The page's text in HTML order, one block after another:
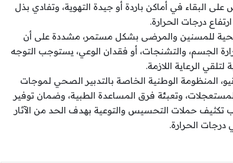
البقاء في أماكن باردة أو جيدة التهوية، وتفادي بذل
درجات الحرارة.
للمسنين والمرضى بشكل مستمر، مشددة على أن
الجسم، والتشنجات، أو فقدان الوعي، يستوجب التوجه
الرعاية اللازمة.
المنظومة الوطنية الخاصة بالتدبير الصحي لموجات
وتعبئة فرق المساعدة الطبية، وضمان توفير
تكثيف حملات التحسيس والتوعية بهدف الحد من الآثار
درجات الحرارة.